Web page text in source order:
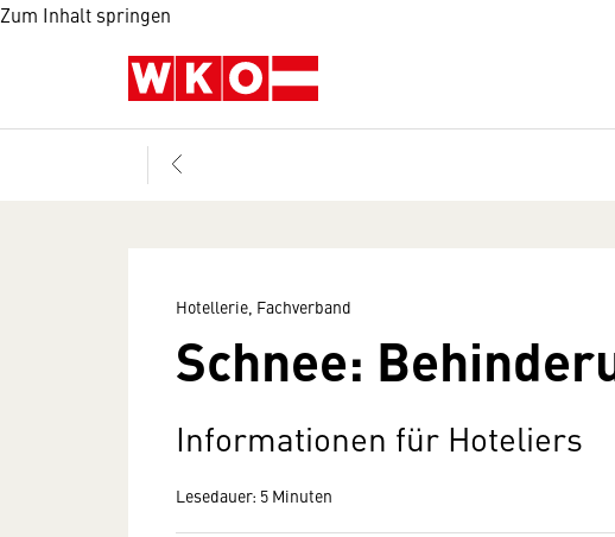
Zum Inhalt springen
Hotellerie, Fachverband
Schnee:
Informationen für Hoteliers
Lesedauer: 5 Minuten